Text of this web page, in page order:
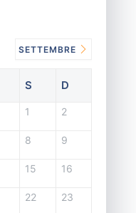
SETTEMBRE
S D
1 2
8 9
15 16
22 23